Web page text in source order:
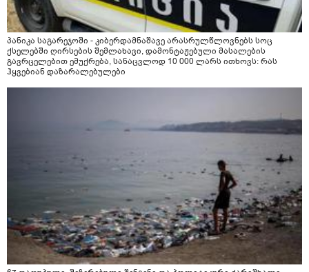
პანიკა საგარეჯოში - კიბერდამნაშავე არასრულწლოვნებს სოც
ქსელებში ღირსების შემლახავი, დამონტაჟებული მასალების
გავრცელებით ემუქრება, სანაცვლოდ 10 000 ლარს ითხოვს: რას
ჰყვებიან დაზარალებულები